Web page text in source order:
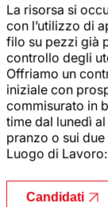
La risorsa si
con l’utilizzo di
filo su pezzi già
controllo degli
Offriamo un
iniziale con
commisurato in
time dal lunedì
pranzo o sui
Luogo di
Candidati